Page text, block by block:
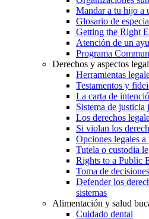
Mandar a tu hijo a
Glosario de
Getting the Right
Atención de un
Programa
Derechos y aspectos
Herramientas
Testamentos y
La carta de
Sistema de justicia
Los derechos
Si violan los
Opciones legales
Tutela o custodia
Rights to a Public
Toma de
Defender los
sistemas
Alimentación y salud
Cuidado dental